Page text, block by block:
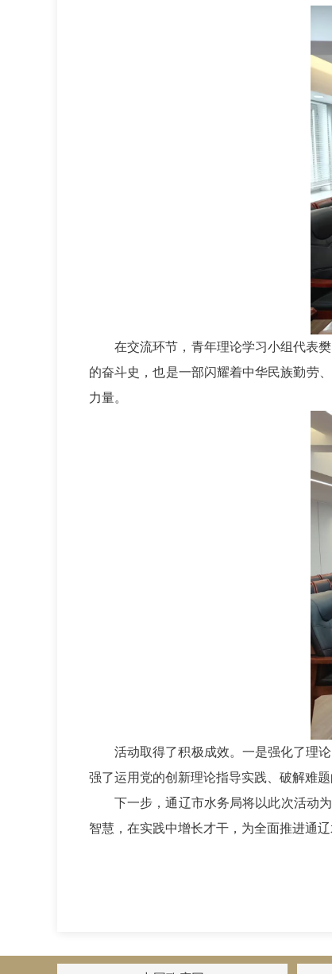
在交流环节，青年理论学习小组代表
的奋斗史，也是一部闪耀着中华民族勤劳
力量。
活动取得了积极成效。一是强化了理
强了运用党的创新理论指导实践、破解难
下一步，通辽市水务局将以此次活动
智慧，在实践中增长才干，为全面推进通